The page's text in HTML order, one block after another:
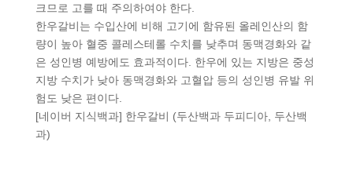
크므로 고를 때 주의하여야 한다.
한우갈비는 수입산에 비해 고기에 함유된 올레인산의 함
량이 높아 혈중 콜레스테롤 수치를 낮추며 동맥경화와 같
은 성인병 예방에도 효과적이다. 한우에 있는 지방은 중성
지방 수치가 낮아 동맥경화와 고혈압 등의 성인병 유발 위
험도 낮은 편이다.
[네이버 지식백과] 한우갈비 (두산백과 두피디아, 두산백
과)